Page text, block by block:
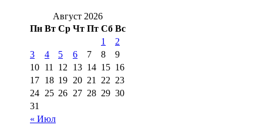
Август 2026
Пн Вт Ср Чт Пт Сб Вс
« Июл
1
2
3
4 5 6 7 8
9
10 11 12 13 14 15 16
17 18 19 20 21 22 23
24 25 26 27 28 29 30
31